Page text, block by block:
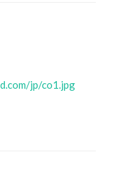
jp/co1.jpg